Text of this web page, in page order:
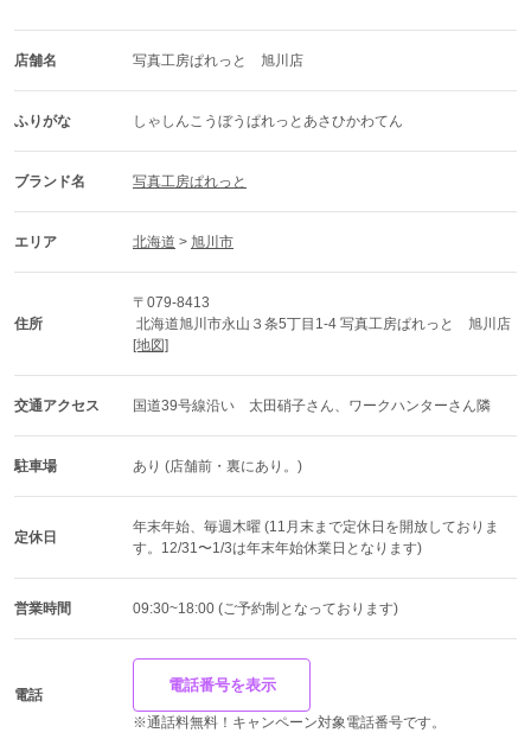
店舗名 写真工房ぱれっと　旭川店
ふりがな しゃしんこうぼうぱれっとあさひかわてん
ブランド名 写真工房ぱれっと
エリア 北海道 > 旭川市
住所
〒079-8413
[地図]
交通アクセス 国道39号線沿い　太田硝子さん、ワークハンターさん隣
駐車場 あり (店舗前・裏にあり。)
定休日
年末年始、毎週木曜 (11月末まで定休日を開放しておりま
す。12/31〜1/3は年末年始休業日となります)
営業時間 09:30~18:00 (ご予約制となっております)
電話
電話番号を表示
※通話料無料！キャンペーン対象電話番号です。